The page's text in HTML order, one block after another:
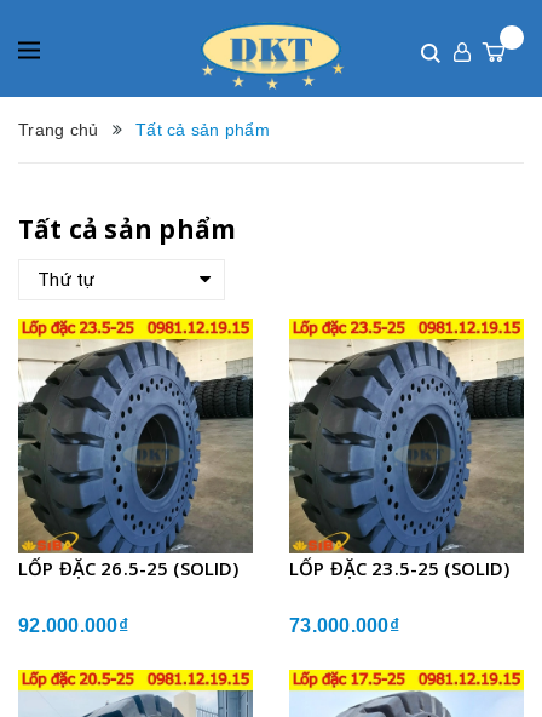
Trang chủ Tất cả sản phẩm
Tất cả sản phẩm
Thứ tự
LỐP ĐẶC 26.5-25 (SOLID)
92.000.000₫
LỐP ĐẶC 23.5-25 (SOLID)
73.000.000₫